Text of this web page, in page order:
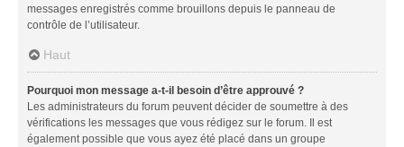
messages enregistrés comme brouillons depuis le panneau de
contrôle de l’utilisateur.
Haut
Pourquoi mon message a-t-il besoin d’être approuvé ?
Les administrateurs du forum peuvent décider de soumettre à des
vérifications les messages que vous rédigez sur le forum. Il est
également possible que vous ayez été placé dans un groupe